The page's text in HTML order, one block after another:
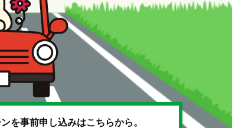
を事前申し込みはこちらから。